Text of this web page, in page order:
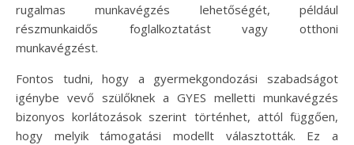
rugalmas munkavégzés lehetőségét, például
részmunkaidős foglalkoztatást vagy otthoni
munkavégzést.
Fontos tudni, hogy a gyermekgondozási szabadságot
igénybe vevő szülőknek a GYES melletti munkavégzés
bizonyos korlátozások szerint történhet, attól függően,
hogy melyik támogatási modellt választották. Ez a